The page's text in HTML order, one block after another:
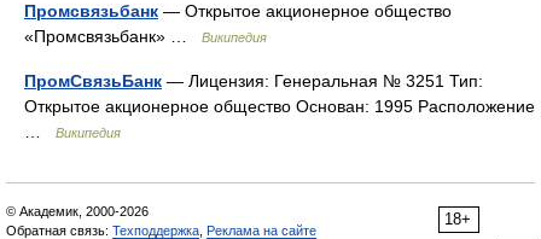
Промсвязьбанк — Открытое акционерное общество
«Промсвязьбанк» …
Википедия
ПромСвязьБанк — Лицензия: Генеральная № 3251 Тип:
Открытое акционерное общество Основан: 1995 Расположение
Википедия
18+
© Академик, 2000-2026
Обратная связь: Техподдержка Реклама на сайте